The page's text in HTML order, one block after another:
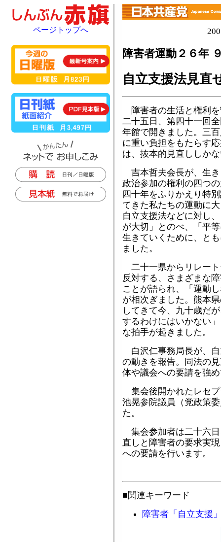
障害者運動２６年
自立支援法見直
障害者の生活と権利
二十五日、第四十一回
年館で開きました。三
に重い負担をもたらす
は、抜本的見直ししか
吉本哲夫会長が、生
政治参加の権利の四つ
四十年をふりかえり特
てきた私たちの運動に
自立支援法などに対し
が大切」とのべ、「平
生きていくために、と
ました。
二十一県からリレー
反対する、さまざまな
ことが語られ、「運動
が相次ぎました。熊本
してきて今、九十歳だ
するわけにはいかない
な拍手が起きました。
白沢仁事務局長が、
の動きを報告。同法の
体や議会への要請を強
集会後開かれたレセ
池晃参院議員（党政策
た。
集会参加者は二十六
直しと障害者の要求実
への要請を行います。
■関連キーワード
障害者「自立支援
ページトップへ